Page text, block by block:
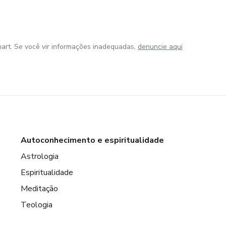
Se você vir informações inadequadas, denuncie aqui
Autoconhecimento e espiritualidade
Astrologia
Espiritualidade
Meditação
Teologia